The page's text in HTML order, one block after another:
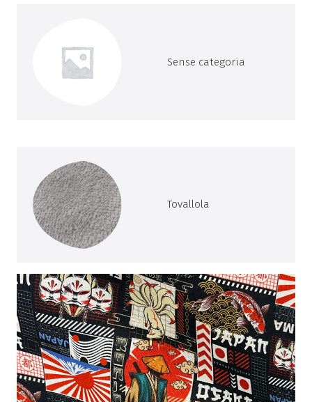
Sense categoria
Tovallola